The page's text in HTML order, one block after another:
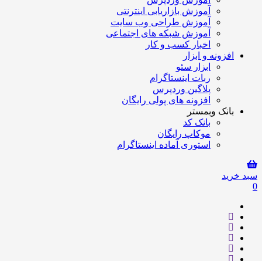
آموزش بازاریابی اینترنتی
آموزش طراحی وب سایت
آموزش شبکه های اجتماعی
اخبار کسب و کار
افزونه و ابزار
ابزار سئو
ربات اینستاگرام
پلاگین وردپرس
افزونه های پولی رایگان
بانک وبمستر
بانک کد
موکاپ رایگان
استوری آماده اینستاگرام
سبد خرید
0